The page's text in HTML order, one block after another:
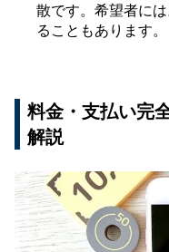
散です。希望者に
ることもあります。
料金・支払い完
解説